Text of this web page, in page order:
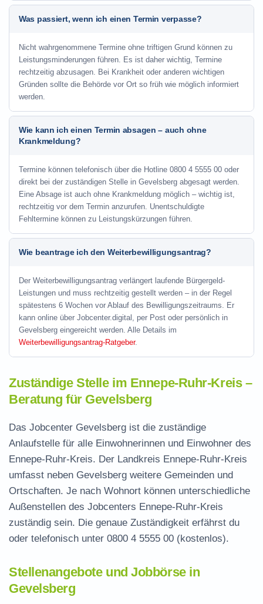
Was passiert, wenn ich einen Termin verpasse?
Nicht wahrgenommene Termine ohne triftigen Grund können zu
Leistungsminderungen führen. Es ist daher wichtig, Termine
rechtzeitig abzusagen. Bei Krankheit oder anderen wichtigen
Gründen sollte die Behörde vor Ort so früh wie möglich informiert
werden.
Wie kann ich einen Termin absagen – auch ohne
Krankmeldung?
Termine können telefonisch über die Hotline 0800 4 5555 00 oder
direkt bei der zuständigen Stelle in Gevelsberg abgesagt werden.
Eine Absage ist auch ohne Krankmeldung möglich – wichtig ist,
rechtzeitig vor dem Termin anzurufen. Unentschuldigte
Fehltermine können zu Leistungskürzungen führen.
Wie beantrage ich den Weiterbewilligungsantrag?
Der Weiterbewilligungsantrag verlängert laufende Bürgergeld-
Leistungen und muss rechtzeitig gestellt werden – in der Regel
spätestens 6 Wochen vor Ablauf des Bewilligungszeitraums. Er
kann online über Jobcenter.digital, per Post oder persönlich in
Gevelsberg eingereicht werden. Alle Details im
Weiterbewilligungsantrag-Ratgeber.
Zuständige Stelle im Ennepe-Ruhr-Kreis –
Beratung für Gevelsberg
Das Jobcenter Gevelsberg ist die zuständige
Anlaufstelle für alle Einwohnerinnen und Einwohner des
Ennepe-Ruhr-Kreis. Der Landkreis Ennepe-Ruhr-Kreis
umfasst neben Gevelsberg weitere Gemeinden und
Ortschaften. Je nach Wohnort können unterschiedliche
Außenstellen des Jobcenters Ennepe-Ruhr-Kreis
zuständig sein. Die genaue Zuständigkeit erfährst du
oder telefonisch unter 0800 4 5555 00 (kostenlos).
Stellenangebote und Jobbörse in
Gevelsberg